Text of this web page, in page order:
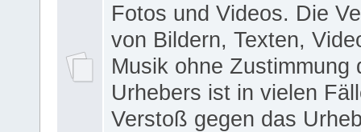
Fotos und Videos. Die
von Bildern, Texten,
Musik ohne Zustimmung
Urhebers ist in vielen
Verstoß gegen das